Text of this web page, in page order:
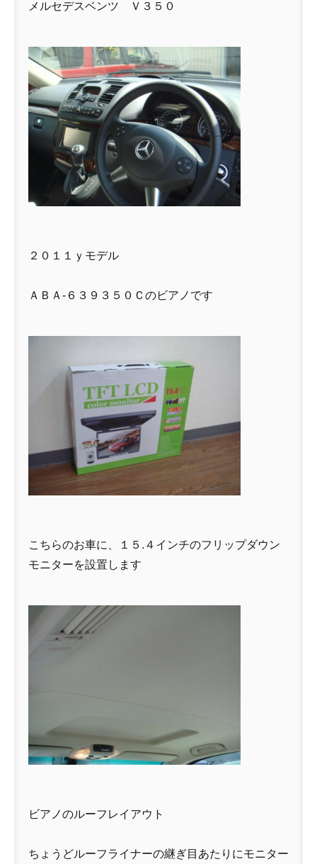
メルセデスベンツ Ｖ３５０
２０１１ｙモデル
ＡＢＡ-６３９３５０Ｃのビアノです
こちらのお車に、１５.４インチのフリップダウン
モニターを設置します
ビアノのルーフレイアウト
ちょうどルーフライナーの継ぎ目あたりにモニター